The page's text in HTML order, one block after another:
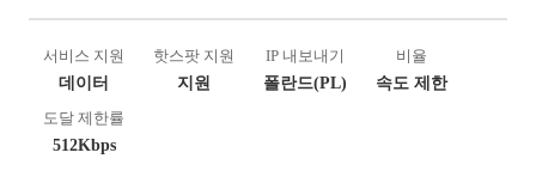
서비스 지원
데이터
핫스팟 지원
지원
IP 내보내기
폴란드(PL)
비율
속도 제한
도달 제한률
512Kbps